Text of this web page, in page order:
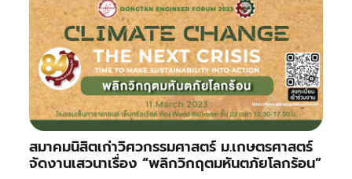
สมาคมนิสิตเก่าวิศวกรรมศาสตร์ ม.เกษตรศาสตร์
จัดงานเสวนาเรื่อง “พลิกวิกฤตมหันตภัยโลกร้อน”